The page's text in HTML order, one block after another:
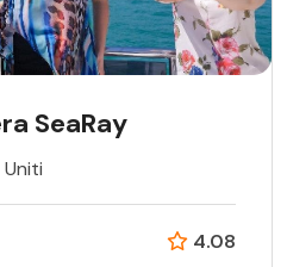
SeaRay
4.08